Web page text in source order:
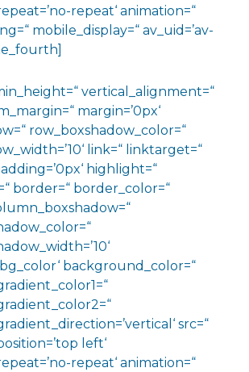
repeat‘ animation=“
mobile_display=“ av_uid=’av-
vertical_alignment=“
margin=’0px‘
row_boxshadow_color=“
link=“ linktarget=“
highlight=“
border=“ border_color=“
background_color=“
src=“
left‘
repeat‘ animation=“